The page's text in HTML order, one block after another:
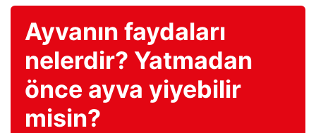
Ayvanın faydaları
nelerdir? Yatmadan
önce ayva yiyebilir
misin?